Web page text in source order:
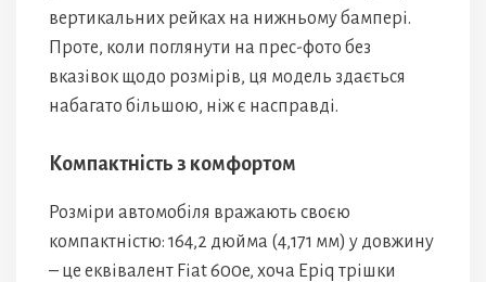
вертикальних рейках на нижньому бампері.
Проте, коли поглянути на прес-фото без
вказівок щодо розмірів, ця модель здається
набагато більшою, ніж є насправді.
Компактність з комфортом
Розміри автомобіля вражають своєю
компактністю: 164,2 дюйма (4,171 мм) у довжину
– це еквівалент Fiat 600e, хоча Epiq трішки